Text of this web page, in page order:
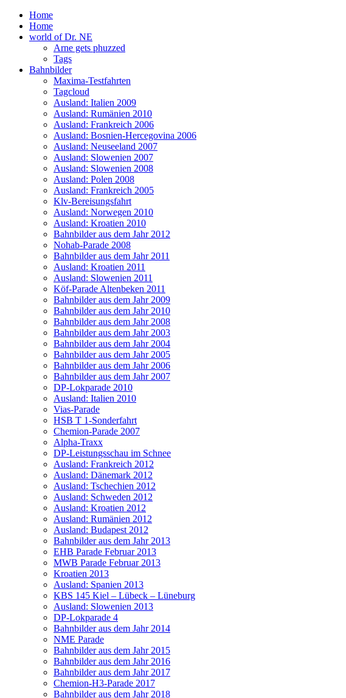
Home
Home
world of Dr. NE
Arne gets phuzzed
Tags
Bahnbilder
Maxima-Testfahrten
Tagcloud
Ausland: Italien 2009
Ausland: Rumänien 2010
Ausland: Frankreich 2006
Ausland: Bosnien-Hercegovina 2006
Ausland: Neuseeland 2007
Ausland: Slowenien 2007
Ausland: Slowenien 2008
Ausland: Polen 2008
Ausland: Frankreich 2005
Klv-Bereisungsfahrt
Ausland: Norwegen 2010
Ausland: Kroatien 2010
Bahnbilder aus dem Jahr 2012
Nohab-Parade 2008
Bahnbilder aus dem Jahr 2011
Ausland: Kroatien 2011
Ausland: Slowenien 2011
Köf-Parade Altenbeken 2011
Bahnbilder aus dem Jahr 2009
Bahnbilder aus dem Jahr 2010
Bahnbilder aus dem Jahr 2008
Bahnbilder aus dem Jahr 2003
Bahnbilder aus dem Jahr 2004
Bahnbilder aus dem Jahr 2005
Bahnbilder aus dem Jahr 2006
Bahnbilder aus dem Jahr 2007
DP-Lokparade 2010
Ausland: Italien 2010
Vias-Parade
HSB T 1-Sonderfahrt
Chemion-Parade 2007
Alpha-Traxx
DP-Leistungsschau im Schnee
Ausland: Frankreich 2012
Ausland: Dänemark 2012
Ausland: Tschechien 2012
Ausland: Schweden 2012
Ausland: Kroatien 2012
Ausland: Rumänien 2012
Ausland: Budapest 2012
Bahnbilder aus dem Jahr 2013
EHB Parade Februar 2013
MWB Parade Februar 2013
Kroatien 2013
Ausland: Spanien 2013
KBS 145 Kiel – Lübeck – Lüneburg
Ausland: Slowenien 2013
DP-Lokparade 4
Bahnbilder aus dem Jahr 2014
NME Parade
Bahnbilder aus dem Jahr 2015
Bahnbilder aus dem Jahr 2016
Bahnbilder aus dem Jahr 2017
Chemion-H3-Parade 2017
Bahnbilder aus dem Jahr 2018